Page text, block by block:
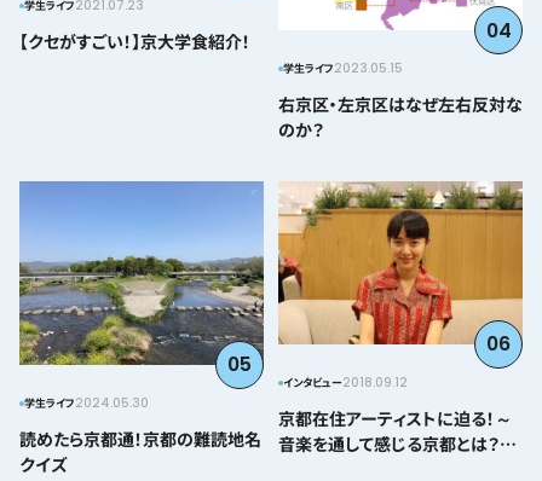
学生ライフ2021.07.23
【クセがすごい！】京大学食紹介！ 04
学生ライフ2023.05.15
右京区・左京区はなぜ左右反対な
のか？
05
学生ライフ2024.05.30
読めたら京都通！京都の難読地名
クイズ
06
インタビュー2018.09.12
京都在住アーティストに迫る！～
音楽を通して感じる京都とは？＠